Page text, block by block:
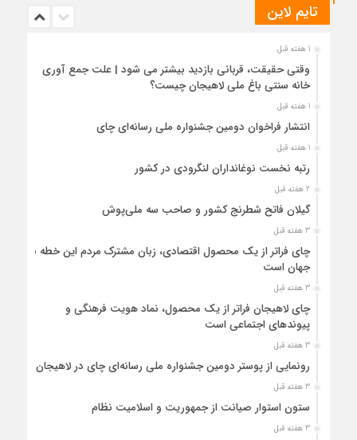
تایم لاین
1 هفته قبل
وقتی حقیقت، قربانی بازدید بیشتر می شود | علت جمع آوری
خانه سنتی باغ ملی لاهیجان چیست؟
1 هفته قبل
انتشار فراخوان دومین جشنواره ملی رسانه‌ای چای
1 هفته قبل
رتبه نخست نوغانداران لنگرودی در کشور
2 هفته قبل
گیلان فاتح شطرنج کشور و صاحب سه ملی‌پوش
3 هفته قبل
چای فراتر از یک محصول اقتصادی، زبان مشترک مردم این خطه با
جهان است
3 هفته قبل
چای لاهیجان فراتر از یک محصول، نماد هویت فرهنگی و
پیوندهای اجتماعی است
3 هفته قبل
رونمایی از پوستر دومین جشنواره ملی رسانه‌ای چای در لاهیجان
3 هفته قبل
ستون استوار صیانت از جمهوریت و اسلامیت نظام
3 هفته قبل